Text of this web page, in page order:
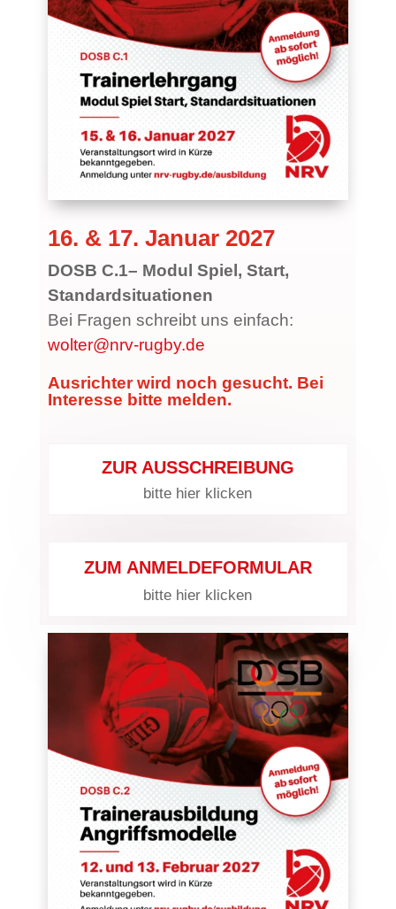
16. & 17. Januar 2027
DOSB C.1– Modul Spiel, Start,
Standardsituationen
Bei Fragen schreibt uns einfach:
wolter@nrv-rugby.de
Ausrichter wird noch gesucht. Bei
Interesse bitte melden.
ZUR AUSSCHREIBUNG
bitte hier klicken
ZUM ANMELDEFORMULAR
bitte hier klicken